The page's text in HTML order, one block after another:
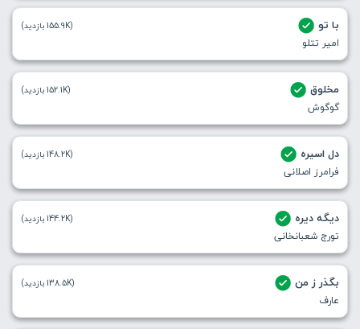
با تو
امیر تتلو
(155.9K بازدید)
مخلوق
گوگوش
(152.1K بازدید)
دل اسیره
فرامرز اصلانی
(148.2K بازدید)
دیگه دیره
تورج شعبانخانی
(144.2K بازدید)
بگذر ز من
عارف
(138.5K بازدید)